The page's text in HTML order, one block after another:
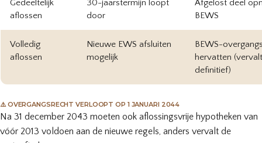
Gedeeltelijk
aflossen
30-jaarstermijn loopt
door
Afgelost deel
BEWS
Volledig
aflossen
Nieuwe EWS afsluiten
mogelijk
BEWS-
hervatten (vervalt
definitief)
⚠️ OVERGANGSRECHT VERLOOPT OP 1 JANUARI 2044
Na 31 december 2043 moeten ook aflossingsvrije hypotheken van
vóór 2013 voldoen aan de nieuwe regels, anders vervalt de